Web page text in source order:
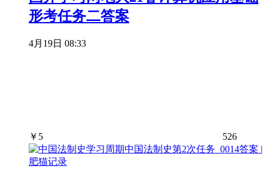
形考任务二答案
4月19日 08:33
￥ 5 526